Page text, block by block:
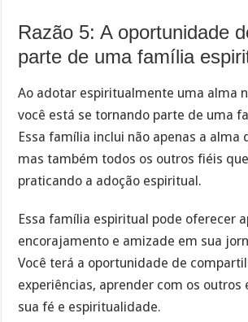
Razão 5: A oportunidade
parte de uma família
Ao adotar espiritualmente uma alma
você está se tornando parte de uma
Essa família inclui não apenas a alma
mas também todos os outros fiéis
praticando a adoção espiritual.
Essa família espiritual pode oferecer
encorajamento e amizade em sua
Você terá a oportunidade de
experiências, aprender com os outros
sua fé e espiritualidade.